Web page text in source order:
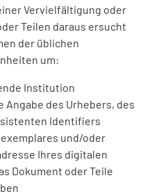
Vervielfältigung oder
Teilen daraus ersucht
der üblichen
um:
Institution
Angabe des Urhebers, des
Identifiers
und/oder
Ihres digitalen
Dokument oder Teile